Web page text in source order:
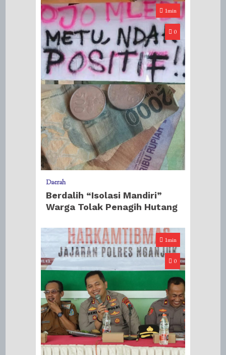
1min
0
Daerah
Berdalih “Isolasi Mandiri”
Warga Tolak Penagih Hutang
1min
0